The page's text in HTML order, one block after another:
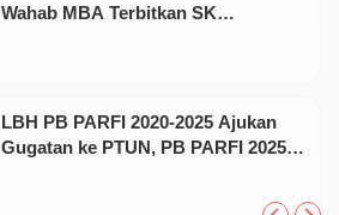
Wahab MBA Terbitkan SK
LBH PB PARFI 2020-2025 Ajukan
Gugatan ke PTUN, PB PARFI 2025-